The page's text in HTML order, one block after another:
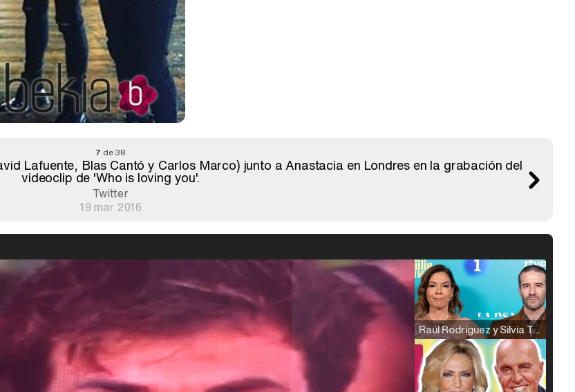
7 de 38
Lafuente, Blas Cantó y Carlos Marco) junto a Anastacia en Londres en la grabación del
videoclip de 'Who is loving you'.
Twitter
19 mar 2016
Raúl Rodríguez y Silvia Taulés nos cuentan su papel en 'La familia de la tele'